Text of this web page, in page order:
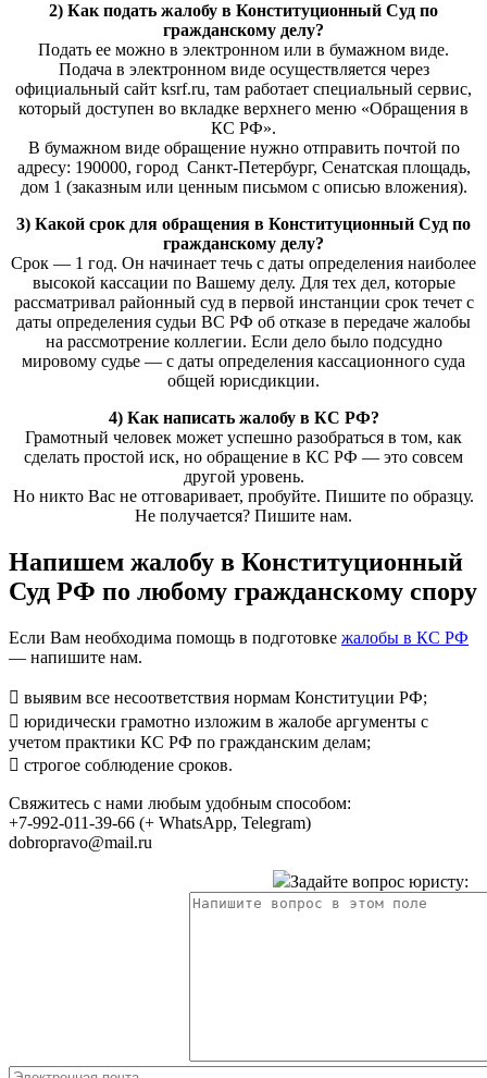
2) Как подать жалобу в Конституционный Суд по
гражданскому делу?
Подать ее можно в электронном или в бумажном виде.
Подача в электронном виде осуществляется через
официальный сайт ksrf.ru, там работает специальный сервис,
который доступен во вкладке верхнего меню «Обращения в
КС РФ».
В бумажном виде обращение нужно отправить почтой по
адресу: 190000, город Санкт-Петербург, Сенатская площадь,
дом 1 (заказным или ценным письмом с описью вложения).
3) Какой срок для обращения в Конституционный Суд по
гражданскому делу?
Срок — 1 год. Он начинает течь с даты определения наиболее
высокой кассации по Вашему делу. Для тех дел, которые
рассматривал районный суд в первой инстанции срок течет с
даты определения судьи ВС РФ об отказе в передаче жалобы
на рассмотрение коллегии. Если дело было подсудно
мировому судье — с даты определения кассационного суда
общей юрисдикции.
4) Как написать жалобу в КС РФ?
Грамотный человек может успешно разобраться в том, как
сделать простой иск, но обращение в КС РФ — это совсем
другой уровень.
Но никто Вас не отговаривает, пробуйте. Пишите по образцу.
Не получается? Пишите нам.
Напишем жалобу в Конституционный
Суд РФ по любому гражданскому спору
Если Вам необходима помощь в подготовке жалобы в КС РФ
— напишите нам.
 выявим все несоответствия нормам Конституции РФ;
 юридически грамотно изложим в жалобе аргументы с
учетом практики КС РФ по гражданским делам;
 строгое соблюдение сроков.
Свяжитесь с нами любым удобным способом:
+7-992-011-39-66 (+ WhatsApp, Telegram)
dobropravo@mail.ru
Задайте вопрос юристу: